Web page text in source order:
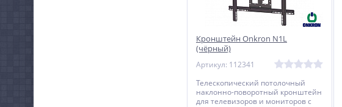
Кронштейн Onkron N1L
(чёрный)
Артикул: 112341
Телескопический потолочный
наклонно-поворотный кронштейн
для телевизоров и мониторов с